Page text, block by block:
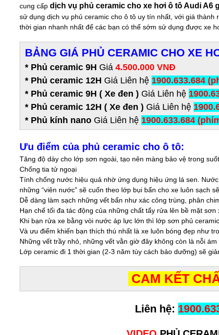
cung cấpdịch vụ phủ ceramic cho xe hơi ô tô Audi A6
sử dụng dịch vụ phủ ceramic cho ô tô uy tín nhất, với giá
thời gian nhanh nhất để các bạn có thể sớm sử dụng được xe
BẢNG GIÁ PHỦ CERAMIC CHO XE
* Phủ ceramic 9H Giá 4.500.000 VNĐ
* Phủ ceramic 12H Giá Liên hệ 1900.633.684
* Phủ ceramic 9H ( Xe đen ) Giá Liên hệ
* Phủ ceramic 12H ( Xe đen ) Giá Liên hệ
* Phủ kính nano Giá Liên hệ 1900.633.684
Ưu điểm của phủ ceramic cho ô tô:
Tăng độ dày cho lớp sơn ngoài, tạo nên màng bảo vệ trong
Chống tia tử ngoại
Tính chống nước hiệu quả nhờ ứng dụng hiệu ứng lá sen.
những “viên nước” sẽ cuốn theo lớp bụi bẩn cho xe luôn sạch
Dễ dàng làm sạch những vết bẩn như xác công trùng, phân
Hạn chế tối đa tác động của những chất tẩy rửa lên bề mặt sơn
Khi bạn rửa xe bằng vòi nước áp lực lớn thì lớp sơn phủ
Và ưu điểm khiến bạn thích thú nhất là xe luôn bóng đẹp như
Những vết trầy nhỏ, những vết vằn giờ đây không còn là nỗi
Lớp ceramic đi 1 thời gian (2-3 năm tùy cách bảo dưỡng) sẽ
CAM KẾT
Liên hệ: